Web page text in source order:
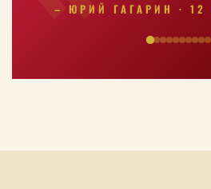
– ЮРИЙ ГАГАРИН · 12